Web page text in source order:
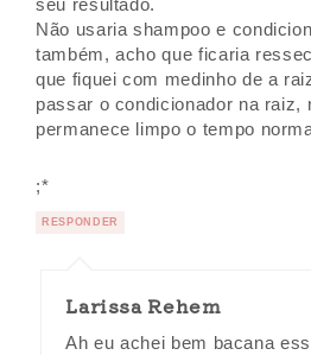
seu resultado.
Não usaria shampoo e
também, acho que ficaria
que fiquei com medinho de a
passar o condicionador na raiz,
permanece limpo o tempo
;*
RESPONDER
Larissa Rehem
Ah eu achei bem bacana